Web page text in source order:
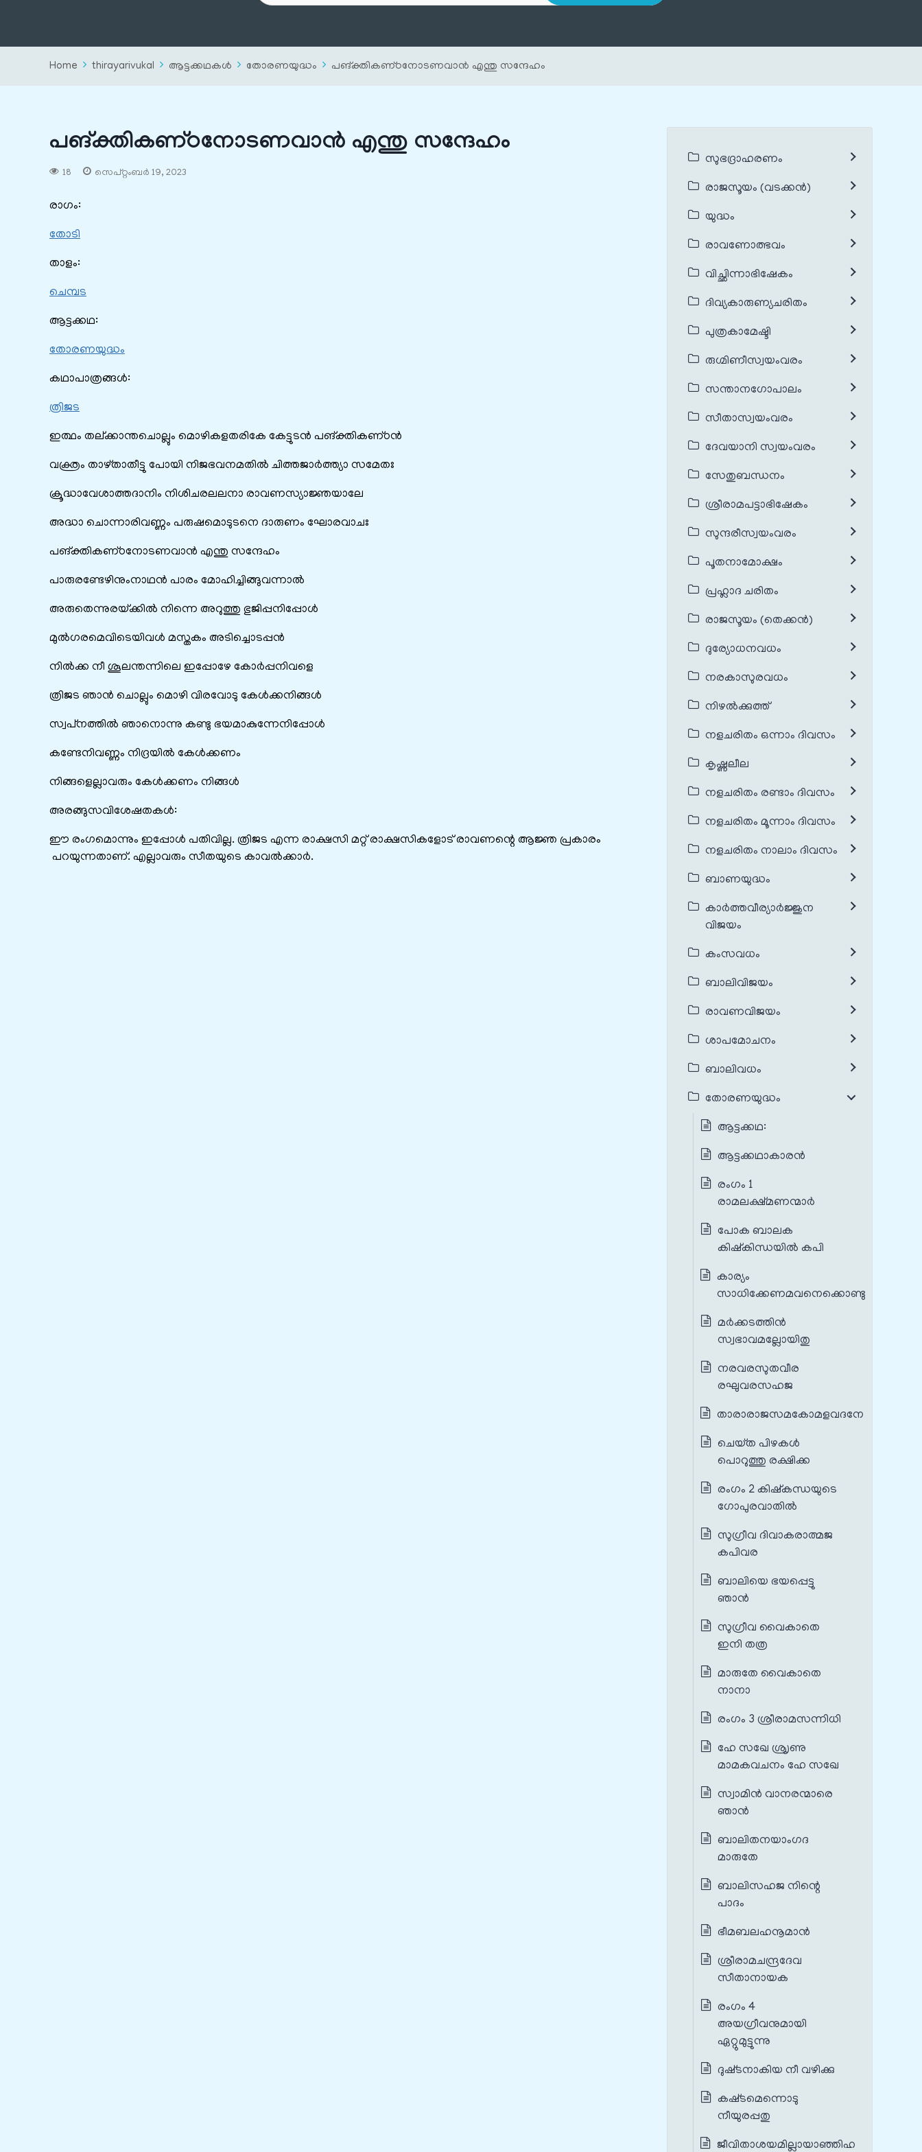
Home thirayarivukal ആട്ടക്കഥകൾ തോരണയുദ്ധം പങ്‌ക്തികണ്‌ഠനോടണവാന്‍ എന്തു സന്ദേഹം
പങ്‌ക്തികണ്‌ഠനോടണവാന്‍ എന്തു സന്ദേഹം
18 സെപ്റ്റംബർ 19, 2023
രാഗം:
തോടി
താളം:
ചെമ്പട
ആട്ടക്കഥ:
തോരണയുദ്ധം
കഥാപാത്രങ്ങൾ:
ത്രിജട
ഇത്ഥം തല്‌ക്കാന്തചൊല്ലും മൊഴികളതരികേ കേട്ടുടന്‍ പങ്‌ക്തികണ്‌ഠന്‍
വക്ത്രം താഴ്‌താതീട്ടു പോയി നിജഭവനമതില്‍ ചിത്തജാര്‍ത്ത്യാ സമേതഃ
ക്രൂദ്ധാവേശാത്തദാനിം നിശിചരലലനാ രാവണസ്യാജ്ഞയാലേ
അദ്ധാ ചൊന്നാരിവണ്ണം പരുഷമൊടുടനെ ദാരുണം ഘോരവാചഃ
പങ്‌ക്തികണ്‌ഠനോടണവാന്‍ എന്തു സന്ദേഹം
പാരുരണ്ടേഴിനുംനാഥന്‍ പാരം മോഹിച്ചിങ്ങുവന്നാല്‍
അരുതെന്നുരയ്‌ക്കില്‍ നിന്നെ അറുത്തു ഭുജിപ്പനിപ്പോള്‍
മുല്‍ഗരമെവിടെയിവള്‍ മസ്തകം അടിച്ചൊടപ്പൻ
നിൽക്ക നീ ശൂലന്തന്നിലെ ഇപ്പോഴേ കോര്‍പ്പനിവളെ
ത്രിജട ഞാന്‍ ചൊല്ലും മൊഴി വിരവോടു കേള്‍ക്കനിങ്ങള്‍
സ്വപ്‌നത്തില്‍ ഞാനൊന്നു കണ്ടു ഭയമാകുന്നേനിപ്പോള്‍
കണ്ടേനിവണ്ണം നിദ്രയില്‍ കേള്‍ക്കണം
നിങ്ങളെല്ലാവരും കേള്‍ക്കണം നിങ്ങള്‍
അരങ്ങുസവിശേഷതകൾ:
ഈ രംഗമൊന്നും ഇപ്പോൾ പതിവില്ല. ത്രിജട എന്ന രാക്ഷസി മറ്റ് രാക്ഷസികളോട് രാവണന്റെ ആജ്ഞ പ്രകാരം
പറയുന്നതാണ്. എല്ലാവരും സീതയുടെ കാവൽക്കാർ.
സുഭദ്രാഹരണം
രാജസൂയം (വടക്കൻ)
യുദ്ധം
രാവണോത്ഭവം
വിച്ഛിന്നാഭിഷേകം
ദിവ്യകാരുണ്യചരിതം
പുത്രകാമേഷ്ടി
രുഗ്മിണീസ്വയംവരം
സന്താനഗോപാലം
സീതാസ്വയംവരം
ദേവയാനി സ്വയംവരം
സേതുബന്ധനം
ശ്രീരാമപട്ടാഭിഷേകം
സുന്ദരീസ്വയംവരം
പൂതനാമോക്ഷം
പ്രഹ്ലാദ ചരിതം
രാജസൂയം (തെക്കൻ)
ദുര്യോധനവധം
നരകാസുരവധം
നിഴൽക്കുത്ത്
നളചരിതം ഒന്നാം ദിവസം
കൃഷ്ണലീല
നളചരിതം രണ്ടാം ദിവസം
നളചരിതം മൂന്നാം ദിവസം
നളചരിതം നാലാം ദിവസം
ബാണയുദ്ധം
കാർത്തവീര്യാർജ്ജുന
വിജയം
കംസവധം
ബാലിവിജയം
രാവണവിജയം
ശാപമോചനം
ബാലിവധം
തോരണയുദ്ധം
ആട്ടക്കഥ:
ആട്ടക്കഥാകാരൻ
രംഗം 1
രാമലക്ഷ്മണന്മാർ
പോക ബാലക
കിഷ്‌കിന്ധയില്‍ കപി
കാര്യം
സാധിക്കേണമവനെക്കൊണ്ടു
മര്‍ക്കടത്തിന്‍
സ്വഭാവമല്ലോയിതു
നരവരസുതവീര
രഘുവരസഹജ
താരാരാജസമകോമളവദനേ
ചെയ്‌ത പിഴകള്‍
പൊറുത്തു രക്ഷിക്ക
രംഗം 2 കിഷ്കന്ധയുടെ
ഗോപുരവാതിൽ
സുഗ്രീവ ദിവാകരാത്മജ
കപിവര
ബാലിയെ ഭയപ്പെട്ടു
ഞാന്‍
സുഗ്രീവ വൈകാതെ
ഇനി തത്ര
മാരുതേ വൈകാതെ
നാനാ
രംഗം 3 ശ്രീരാമസന്നിധി
ഹേ സഖേ ശ്രൃണു
മാമകവചനം ഹേ സഖേ
സ്വാമിന്‍ വാനരന്മാരെ
ഞാന്‍
ബാലിതനയാംഗദ
മാരുതേ
ബാലിസഹജ നിന്റെ
പാദം
ഭീമബലഹനൂമാന്‍
ശ്രീരാമചന്ദ്രദേവ
സീതാനായക
രംഗം 4
അയഗ്രീവനുമായി
ഏറ്റുമുട്ടുന്നു
ദുഷ്‌ടനാകിയ നീ വഴിക്കു
കഷ്‌ടമെന്നൊടു
നീയുരപ്പതു
ജീവിതാശയമില്ലായാഞ്ഞിഹ